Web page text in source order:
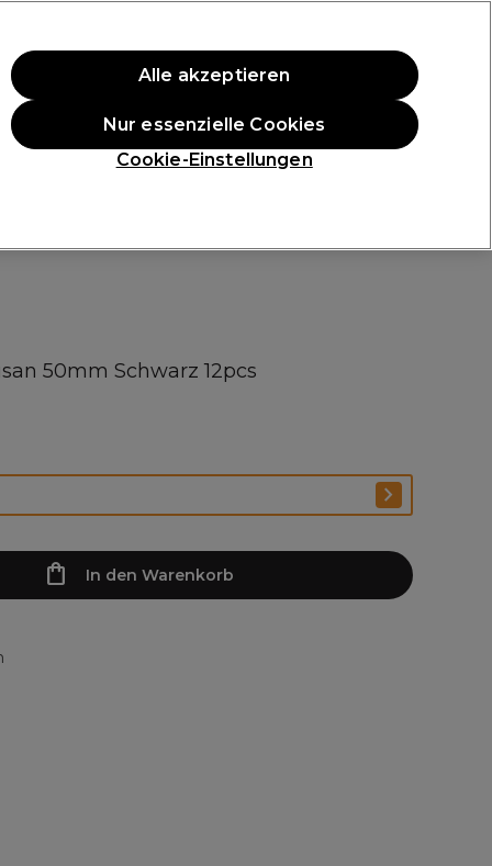
Anmelden
Die Professional Preise Vegane Produkte
Gratis Lieferung ab 40 €
50mm Schwarz 12pcs
In den Warenkorb
Cookie-Einstellungen
Nur essenzielle Cookies
Alle akzeptieren